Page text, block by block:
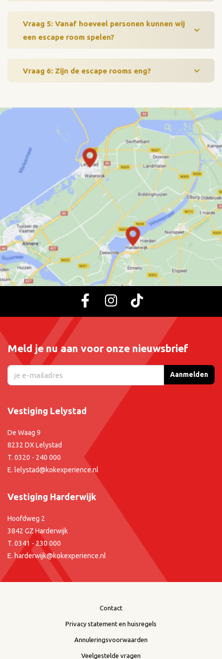
Vraag 5: Vanaf hoeveel personen kunnen wij
een escape room spelen?
Vraag 6: Zijn de escape rooms eng?
Meld je nu aan voor onze nieuwsbrief
Aanmelden
Vestiging Lelystad
De Waag 9
8232 DX Lelystad
T. 0320 - 240 000
E. lelystad@kokexperience.nl
Vestiging Harderwijk
Hoofdweg 2
3842 GZ Harderwijk
T. 0341 - 230 000
E. harderwijk@kokexperience.nl
Contact
Privacy statement en huisregels
Annuleringsvoorwaarden
Veelgestelde vragen